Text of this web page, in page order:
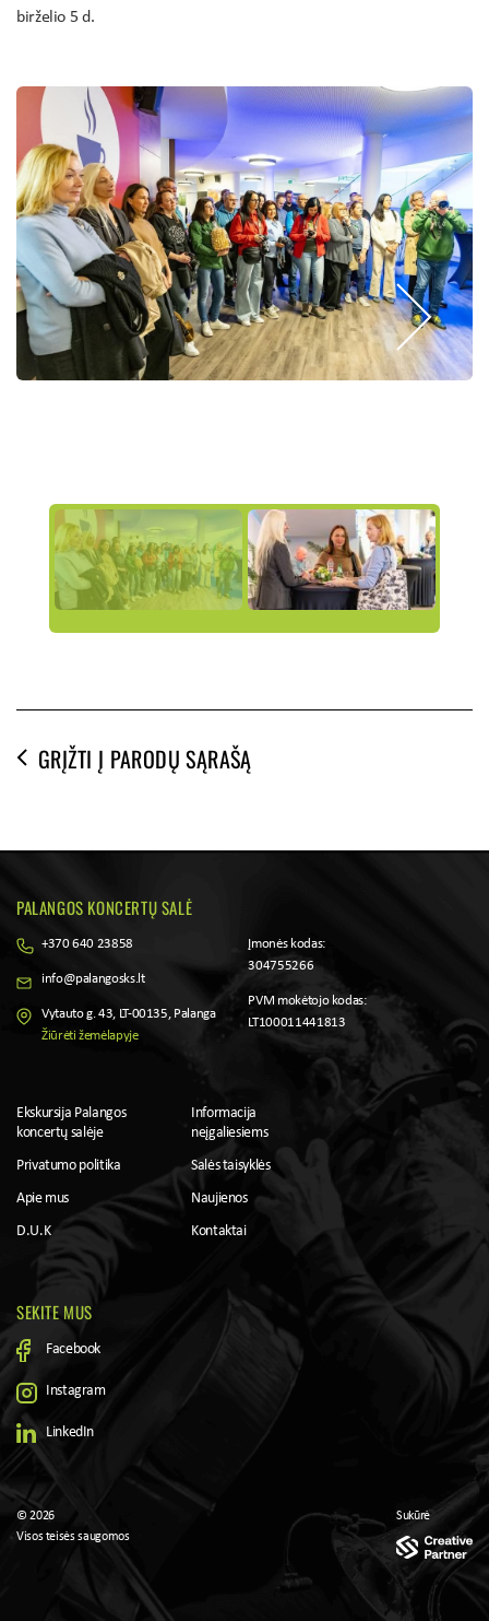
birželio 5 d.
GRĮŽTI Į PARODŲ SĄRAŠĄ
PALANGOS KONCERTŲ SALĖ
+370 640 23858
info@palangosks.lt
Vytauto g. 43, LT-00135, Palanga
Žiūrėti žemėlapyje
Įmonės kodas:
304755266
PVM mokėtojo kodas:
LT100011441813
Ekskursija Palangos
koncertų salėje
Informacija
neįgaliesiems
Privatumo politika
Salės taisyklės
Apie mus
Naujienos
D.U.K
Kontaktai
SEKITE MUS
Facebook
Instagram
LinkedIn
© 2026
Visos teisės saugomos
Sukūrė